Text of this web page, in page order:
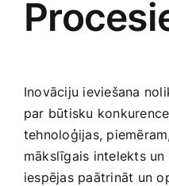
Inovāciju ieviešana
par būtisku
tehnoloģijas,
mākslīgais intelekts
iespējas ‌paātrināt un